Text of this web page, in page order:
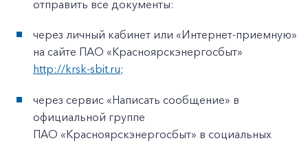
отправить все документы:
через личный кабинет или «Интернет-приемную»
на сайте ПАО «Красноярскэнергосбыт»
http://krsk-sbit.ru;
через сервис «Написать сообщение» в
официальной группе
ПАО «Красноярскэнергосбыт» в социальных